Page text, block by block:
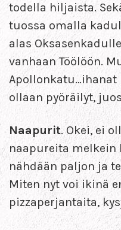
todella hiljaista.
tuossa omalla
alas
vanhaan Töölöön.
ollaan pyöräilyt,
Naapurit. Okei, ei
naapureita melkein
nähdään paljon ja
Miten nyt voi ikinä
pizzaperjantaita,